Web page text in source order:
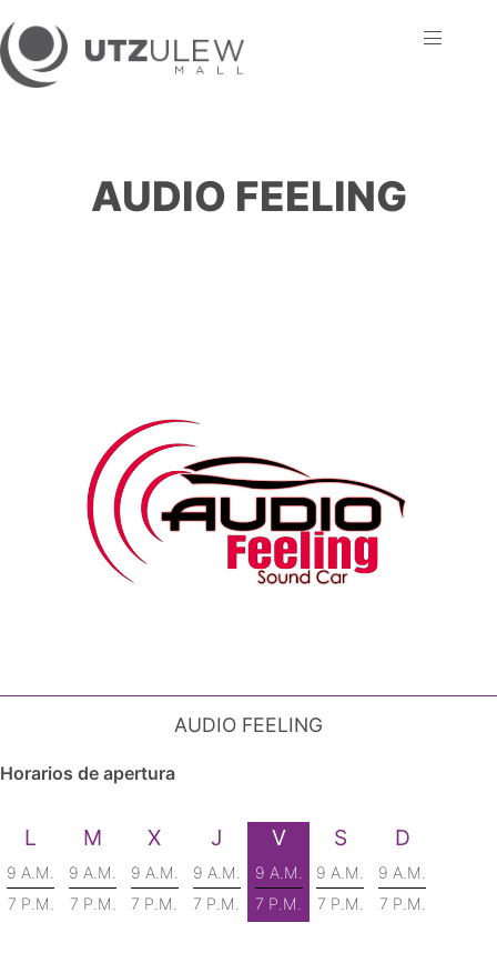
AUDIO FEELING
AUDIO FEELING
Horarios de apertura
L
9 A.M.
7 P.M.
M
9 A.M.
7 P.M.
X
9 A.M.
7 P.M.
J
9 A.M.
7 P.M.
V
9 A.M.
7 P.M.
S
9 A.M.
7 P.M.
D
9 A.M.
7 P.M.